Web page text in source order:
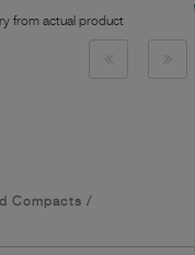
from actual product
Compacts /